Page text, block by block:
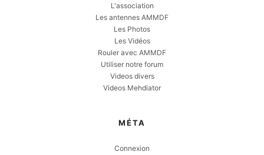
L'association
Les antennes AMMDF
Les Photos
Les Vidéos
Rouler avec AMMDF
Utiliser notre forum
Videos divers
Videos Mehdiator
MÉTA
Connexion